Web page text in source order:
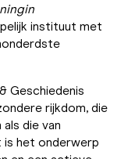
instituut met
Geschiedenis
rijkdom, die
die van
is het onderwerp